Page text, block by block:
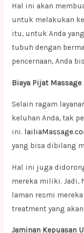
Hal ini akan
untuk melakukan
itu, untuk Anda
tubuh dengan
pencernaan, Anda
Biaya Pijat
Selain ragam
keluhan Anda, tak
ini.
yang bisa dibilang
Hal ini juga
mereka miliki. Jadi,
laman resmi
treatment yang
Jaminan Kepuasan